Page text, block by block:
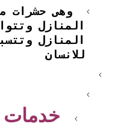
وهى حشرات
المنازل
المنازل
للانسان
خدمات